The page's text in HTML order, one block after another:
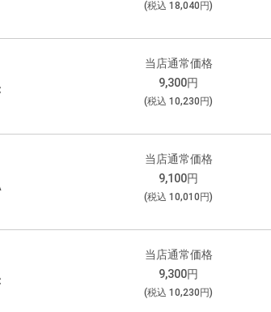
(税込 18,040 円)
当店通常価格
9,300円
(税込 10,230 円)
当店通常価格
9,100円
(税込 10,010 円)
当店通常価格
9,300円
(税込 10,230 円)